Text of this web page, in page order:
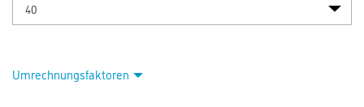
Umrechnungsfaktoren